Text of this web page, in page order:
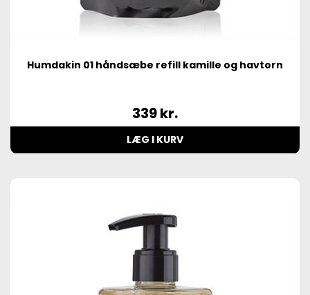
Humdakin 01 håndsæbe refill kamille og havtorn
339kr.
LÆG I KURV